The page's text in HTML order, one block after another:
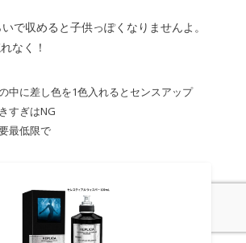
で収めると子供っぽくなりませんよ。
なく！
中に差し色を1色入れるとセンスアップ
すぎはNG
最低限で